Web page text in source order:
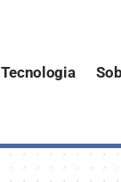
Tecnologia